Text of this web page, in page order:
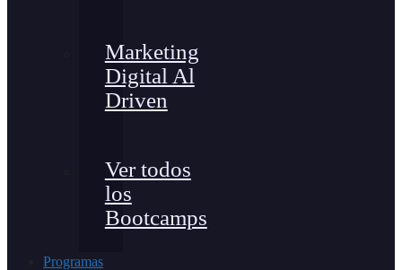
Marketing
Digital Al
Driven
Ver todos
los
Bootcamps
Programas